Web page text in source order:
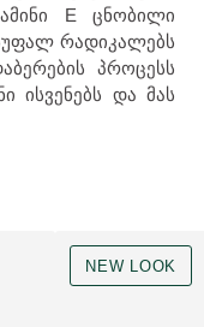
E ცნობილი
რადიკალებს
პროცესს
ისვენებს და მას
NEW LOOK